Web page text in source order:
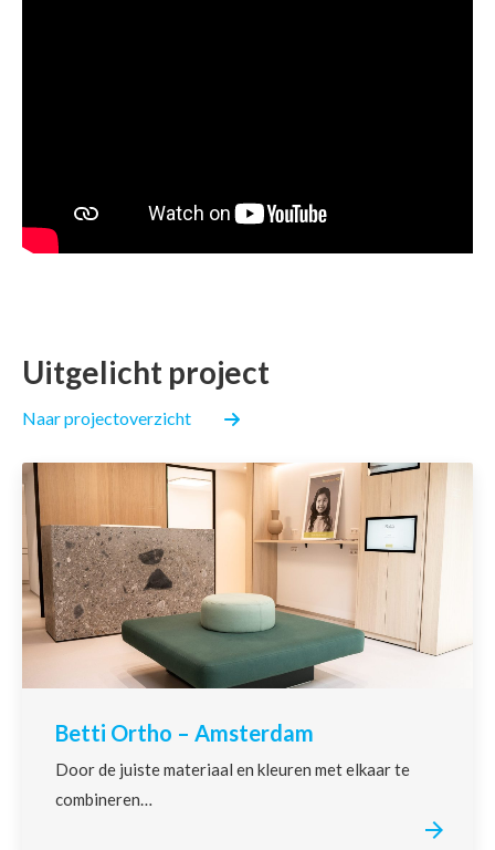
Uitgelicht project
Naar projectoverzicht
Betti Ortho – Amsterdam
Door de juiste materiaal en kleuren met elkaar te
combineren…